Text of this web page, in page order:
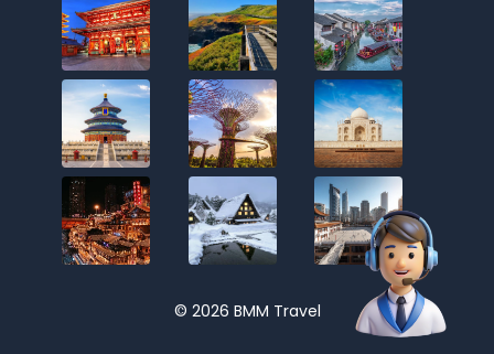
© 2026 BMM Travel